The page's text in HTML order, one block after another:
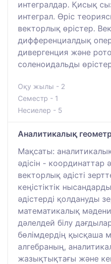
интегралдар. Қисық
интеграл. Өріс
векторлық өрістер.
дифференциалдық
дивергенция және
соленоидальды
Оқу жылы - 2
Семестр - 1
Несиелер - 5
Аналитикалық
Мақсаты:
әдісін - координаттар
векторлық әдісті
кеңістіктік
әдістерді қолдануды
математикалық
дәлелдей білу
бөлімдердің қысқаша
алгебраның,
жазықтықтағы және